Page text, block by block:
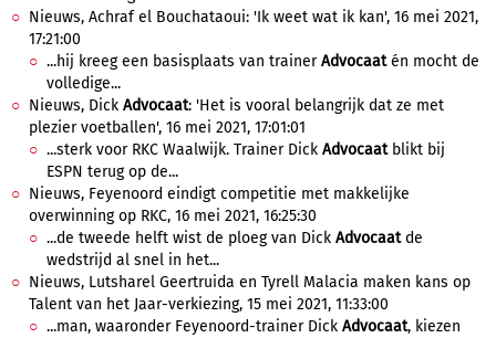
Nieuws, Achraf el Bouchataoui: 'Ik weet wat ik kan', 16 mei 2021,
17:21:00
...hij kreeg een basisplaats van trainerAdvocaatén mocht de
volledige...
Nieuws, Dick Advocaat: 'Het is vooral belangrijk dat ze met
plezier voetballen', 16 mei 2021, 17:01:01
...sterk voor RKC Waalwijk. Trainer Dick Advocaatblikt bij
ESPN terug op de...
Nieuws, Feyenoord eindigt competitie met makkelijke
overwinning op RKC, 16 mei 2021, 16:25:30
...de tweede helft wist de ploeg van Dick Advocaatde
wedstrijd al snel in het...
Nieuws, Lutsharel Geertruida en Tyrell Malacia maken kans op
Talent van het Jaar-verkiezing, 15 mei 2021, 11:33:00
...man, waaronder Feyenoord-trainer Dick Advocaat, kiezen